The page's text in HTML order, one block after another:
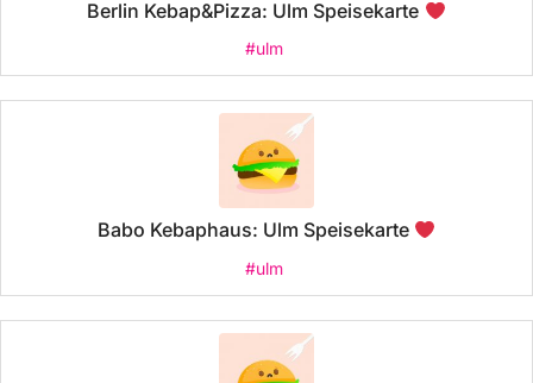
Berlin Kebap&Pizza: Ulm Speisekarte
#ulm
Babo Kebaphaus: Ulm Speisekarte
#ulm